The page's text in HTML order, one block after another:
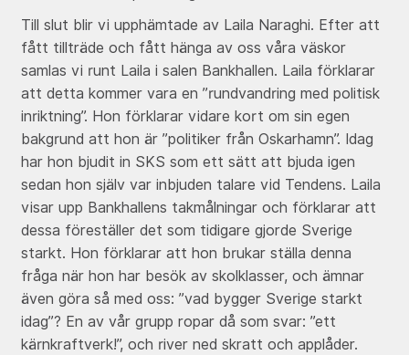
Till slut blir vi upphämtade av Laila Naraghi. Efter att
fått tillträde och fått hänga av oss våra väskor
samlas vi runt Laila i salen Bankhallen. Laila förklarar
att detta kommer vara en ”rundvandring med politisk
inriktning”. Hon förklarar vidare kort om sin egen
bakgrund att hon är ”politiker från Oskarhamn”. Idag
har hon bjudit in SKS som ett sätt att bjuda igen
sedan hon själv var inbjuden talare vid Tendens. Laila
visar upp Bankhallens takmålningar och förklarar att
dessa föreställer det som tidigare gjorde Sverige
starkt. Hon förklarar att hon brukar ställa denna
fråga när hon har besök av skolklasser, och ämnar
även göra så med oss: ”vad bygger Sverige starkt
idag”? En av vår grupp ropar då som svar: ”ett
kärnkraftverk!”, och river ned skratt och applåder.